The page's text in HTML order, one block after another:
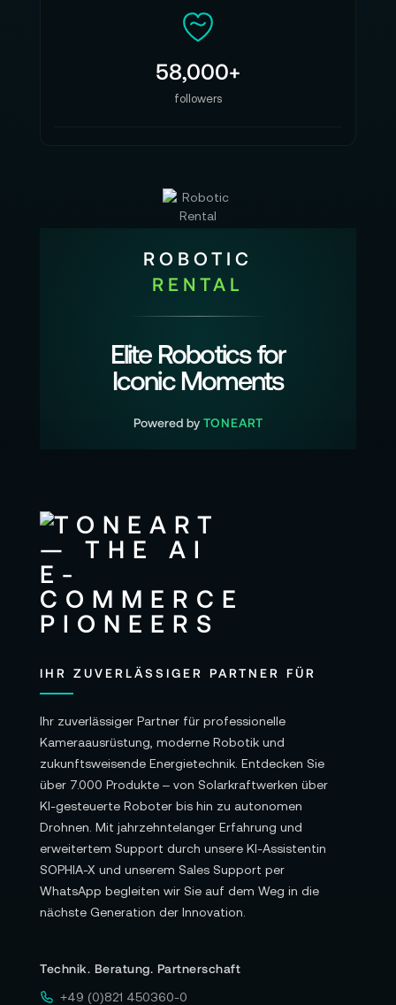
58,000+
followers
ROBOTIC
RENTAL
Elite Robotics for
Iconic Moments
Powered by TONEART
IHR ZUVERLÄSSIGER PARTNER FÜR
Ihr zuverlässiger Partner für professionelle
Kameraausrüstung, moderne Robotik und
zukunftsweisende Energietechnik. Entdecken Sie
über 7.000 Produkte – von Solarkraftwerken über
KI-gesteuerte Roboter bis hin zu autonomen
Drohnen. Mit jahrzehntelanger Erfahrung und
erweitertem Support durch unsere KI-Assistentin
SOPHIA-X und unserem Sales Support per
WhatsApp begleiten wir Sie auf dem Weg in die
nächste Generation der Innovation.
Technik. Beratung. Partnerschaft
+49 (0)821 450360-0